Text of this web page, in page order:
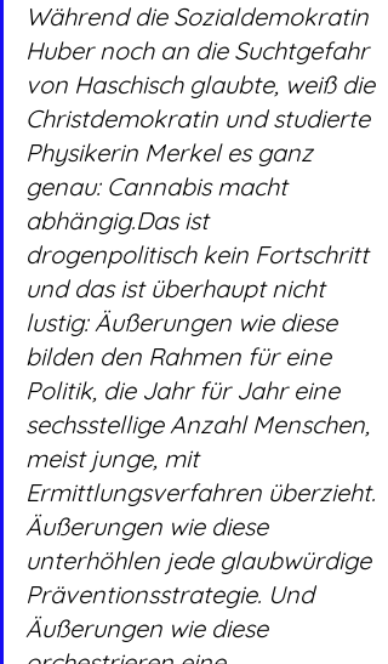
Während die Sozialdemokratin
Huber noch an die Suchtgefahr
von Haschisch glaubte, weiß die
Christdemokratin und studierte
Physikerin Merkel es ganz
genau: Cannabis macht
abhängig.Das ist
drogenpolitisch kein Fortschritt
und das ist überhaupt nicht
lustig: Äußerungen wie diese
bilden den Rahmen für eine
Politik, die Jahr für Jahr eine
sechsstellige Anzahl Menschen,
meist junge, mit
Ermittlungsverfahren überzieht.
Äußerungen wie diese
unterhöhlen jede glaubwürdige
Präventionsstrategie. Und
Äußerungen wie diese